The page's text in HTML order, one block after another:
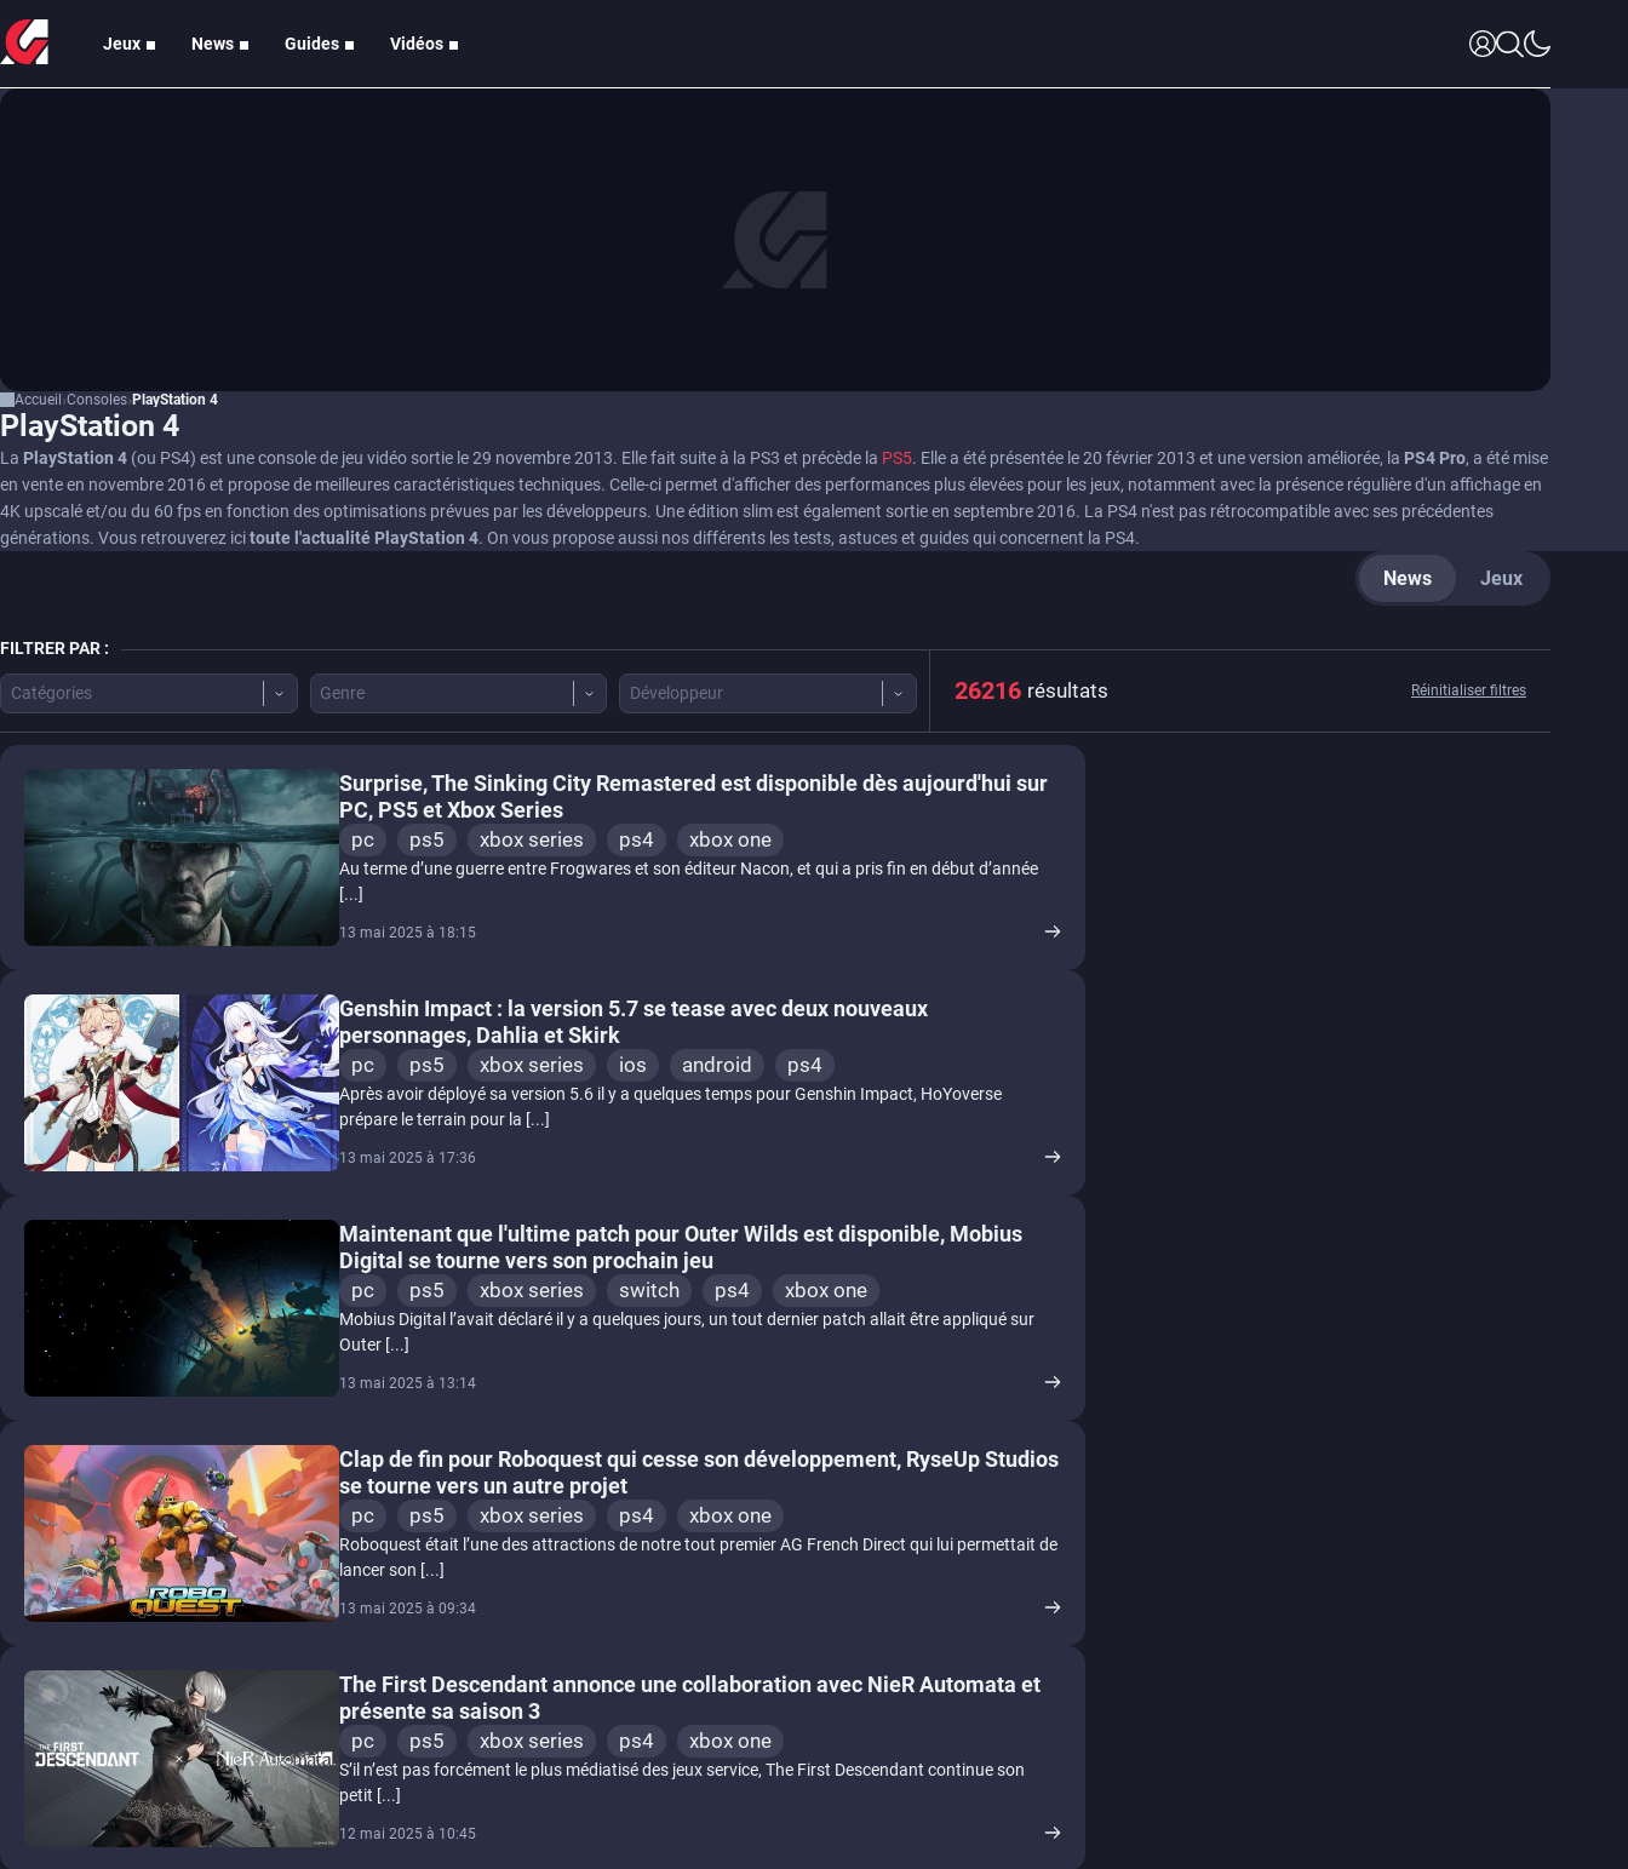
Jeux News Guides Vidéos
Accueil Consoles PlayStation 4
PlayStation 4
La PlayStation 4 (ou PS4) est une console de jeu vidéo sortie le 29 novembre 2013. Elle fait suite à la PS3 et précède la PS5. Elle a été présentée le 20 février 2013 et une version améliorée, la PS4 Pro, a été mise
en vente en novembre 2016 et propose de meilleures caractéristiques techniques. Celle-ci permet d'afficher des performances plus élevées pour les jeux, notamment avec la présence régulière d'un affichage en
4K upscalé et/ou du 60 fps en fonction des optimisations prévues par les développeurs. Une édition slim est également sortie en septembre 2016. La PS4 n'est pas rétrocompatible avec ses précédentes
générations. Vous retrouverez icitoute l'actualité PlayStation 4. On vous propose aussi nos différents les tests, astuces et guides qui concernent la PS4.
News Jeux
FILTRER PAR :
Catégories Genre Développeur 26216 résultats Réinitialiser filtres
Surprise, The Sinking City Remastered est disponible dès aujourd'hui sur
PC, PS5 et Xbox Series
pc ps5 xbox series ps4 xbox one
Au terme d’une guerre entre Frogwares et son éditeur Nacon, et qui a pris fin en début d’année
[...]
13 mai 2025 à 18:15
Genshin Impact : la version 5.7 se tease avec deux nouveaux
personnages, Dahlia et Skirk
pc ps5 xbox series ios android ps4
Après avoir déployé sa version 5.6 il y a quelques temps pour Genshin Impact, HoYoverse
prépare le terrain pour la [...]
13 mai 2025 à 17:36
Maintenant que l'ultime patch pour Outer Wilds est disponible, Mobius
Digital se tourne vers son prochain jeu
pc ps5 xbox series switch ps4 xbox one
Mobius Digital l’avait déclaré il y a quelques jours, un tout dernier patch allait être appliqué sur
Outer [...]
13 mai 2025 à 13:14
Clap de fin pour Roboquest qui cesse son développement, RyseUp Studios
se tourne vers un autre projet
pc ps5 xbox series ps4 xbox one
Roboquest était l’une des attractions de notre tout premier AG French Direct qui lui permettait de
lancer son [...]
13 mai 2025 à 09:34
The First Descendant annonce une collaboration avec NieR Automata et
présente sa saison 3
pc ps5 xbox series ps4 xbox one
S’il n’est pas forcément le plus médiatisé des jeux service, The First Descendant continue son
petit [...]
12 mai 2025 à 10:45